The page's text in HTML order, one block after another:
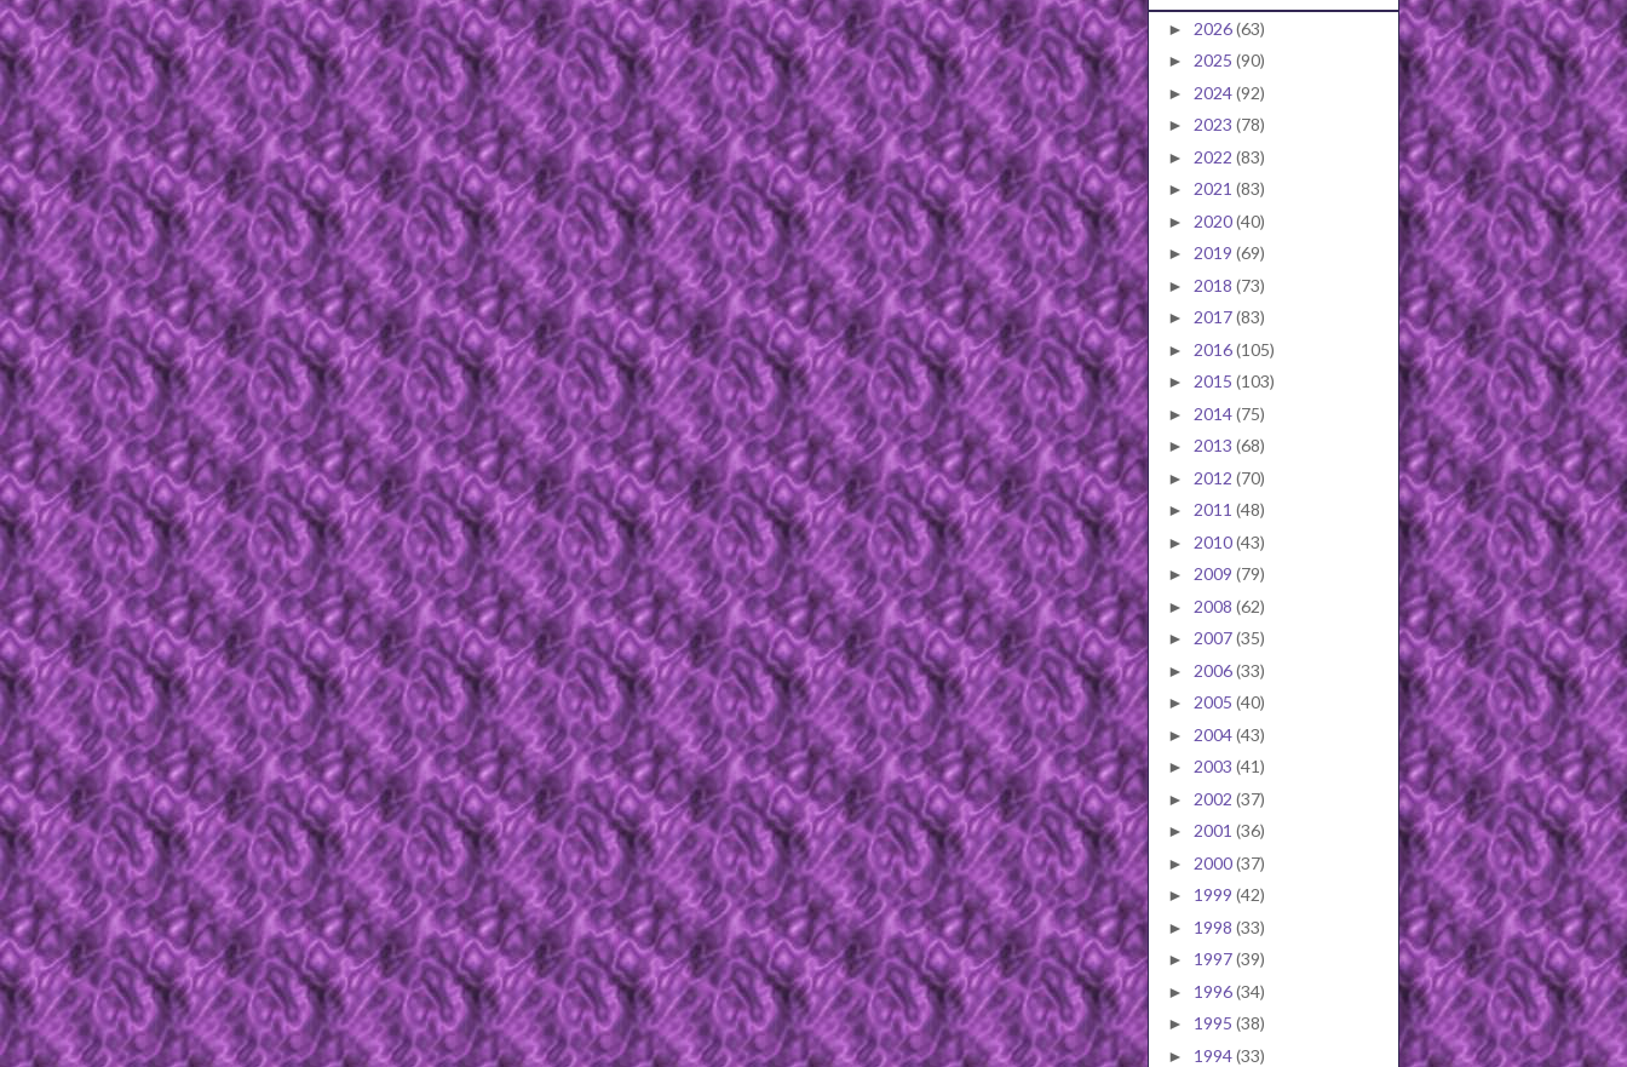
► 2026(63)
► 2025 (90)
► 2024(92)
► 2023 (78)
► 2022 (83)
► 2021 (83)
► 2020(40)
► 2019 (69)
► 2018 (73)
► 2017(83)
► 2016(105)
► 2015 (103)
► 2014(75)
► 2013 (68)
► 2012 (70)
► 2011 (48)
► 2010(43)
► 2009 (79)
► 2008 (62)
► 2007(35)
► 2006(33)
► 2005 (40)
► 2004(43)
► 2003 (41)
► 2002 (37)
► 2001 (36)
► 2000(37)
► 1999 (42)
► 1998 (33)
► 1997(39)
► 1996(34)
► 1995 (38)
► 1994(33)